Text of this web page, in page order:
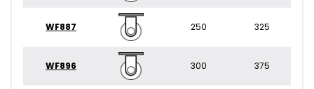
WF887 250 325
WF896 300 375